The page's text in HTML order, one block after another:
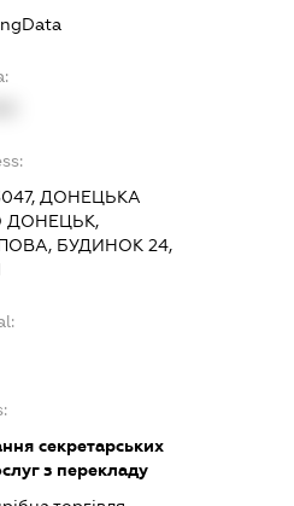
ДОНЕЦЬКА
ДОНЕЦЬК,
БУДИНОК 24,
секретарських
з перекладу